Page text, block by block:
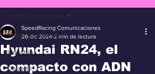
Todas las entradas
Industria
Deporte
Todas las entradas
Hyundai RN24, el
compacto con ADN
SpeedRacing Comunicaciones
26 dic 2024 2 min de lectura